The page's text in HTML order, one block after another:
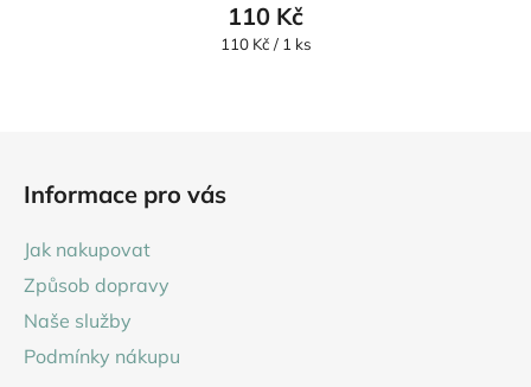
110 Kč
Měrná
110 Kč / 1 ks
Informace pro vás
Jak nakupovat
Způsob dopravy
Naše služby
Podmínky nákupu